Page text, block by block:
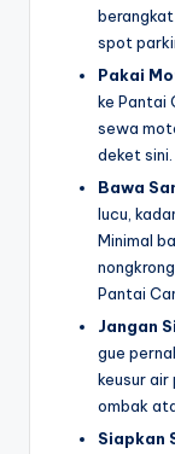
spot
Pakai
ke Pantai
sewa
deket sini.
Bawa
lucu,
Minimal
Pantai
Jangan
gue
keusur air
ombak
Siapkan